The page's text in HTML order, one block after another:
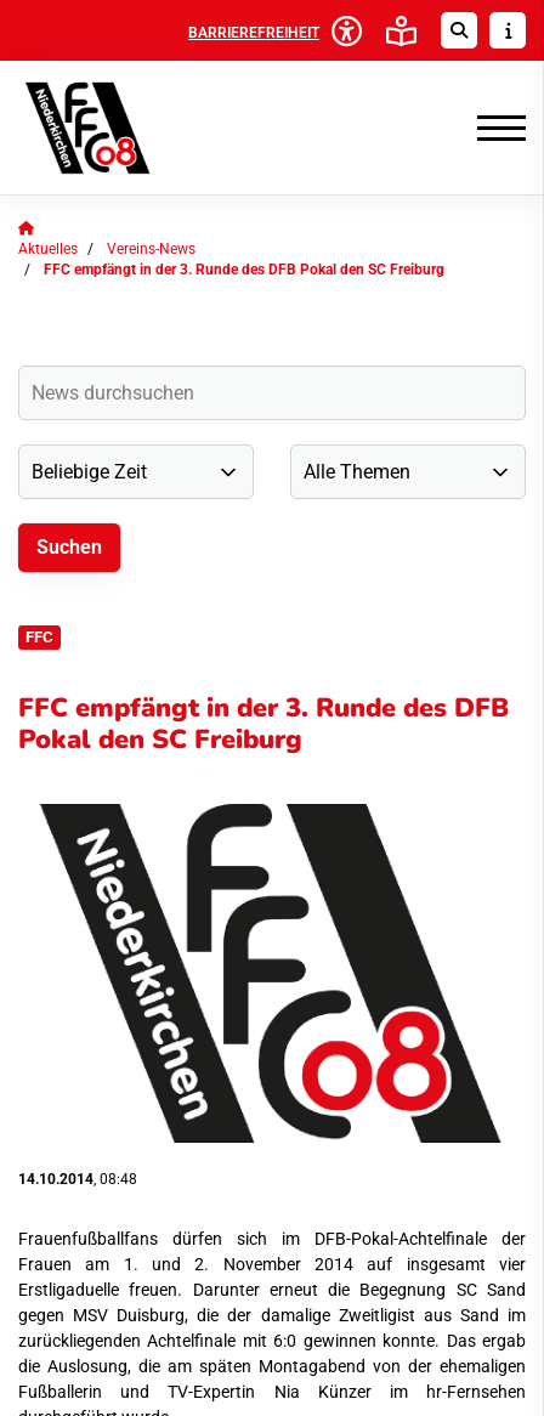
BARRIEREFREIHEIT
Aktuelles
Vereins-News
FFC empfängt in der 3. Runde des DFB Pokal den SC Freiburg
FFC
FFC empfängt in der 3. Runde des DFB
Pokal den SC Freiburg
14.10.2014 , 08:48
Frauenfußballfans dürfen sich im DFB-Pokal-Achtelfinale der
Frauen am 1. und 2. November 2014 auf insgesamt vier
Erstligaduelle freuen. Darunter erneut die Begegnung SC Sand
gegen MSV Duisburg, die der damalige Zweitligist aus Sand im
zurückliegenden Achtelfinale mit 6:0 gewinnen konnte. Das ergab
die Auslosung, die am späten Montagabend von der ehemaligen
Fußballerin und TV-Expertin Nia Künzer im hr-Fernsehen